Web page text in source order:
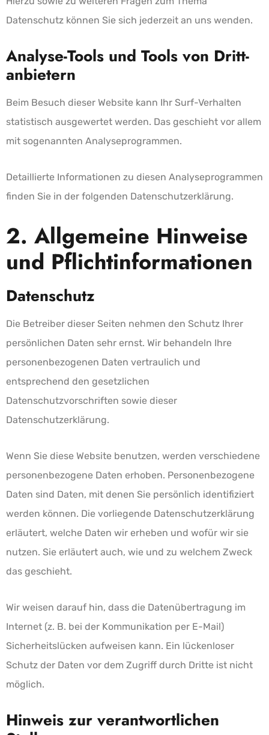
Datenschutz können Sie sich jederzeit an uns wenden.
Analyse-Tools und Tools von Dritt­
anbietern
Beim Besuch dieser Website kann Ihr Surf-Verhalten
statistisch ausgewertet werden. Das geschieht vor allem
mit sogenannten Analyseprogrammen.
Detaillierte Informationen zu diesen Analyseprogrammen
finden Sie in der folgenden Datenschutzerklärung.
2. Allgemeine Hinweise
und Pflicht­informationen
Datenschutz
Die Betreiber dieser Seiten nehmen den Schutz Ihrer
persönlichen Daten sehr ernst. Wir behandeln Ihre
personenbezogenen Daten vertraulich und
entsprechend den gesetzlichen
Datenschutzvorschriften sowie dieser
Datenschutzerklärung.
Wenn Sie diese Website benutzen, werden verschiedene
personenbezogene Daten erhoben. Personenbezogene
Daten sind Daten, mit denen Sie persönlich identifiziert
werden können. Die vorliegende Datenschutzerklärung
erläutert, welche Daten wir erheben und wofür wir sie
nutzen. Sie erläutert auch, wie und zu welchem Zweck
das geschieht.
Wir weisen darauf hin, dass die Datenübertragung im
Internet (z. B. bei der Kommunikation per E-Mail)
Sicherheitslücken aufweisen kann. Ein lückenloser
Schutz der Daten vor dem Zugriff durch Dritte ist nicht
möglich.
Hinweis zur verantwortlichen